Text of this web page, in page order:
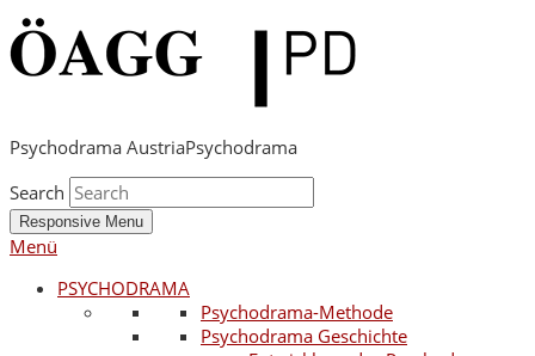
Psychodrama AustriaPsychodrama
Search
Responsive Menu
Menü
PSYCHODRAMA
Psychodrama-Methode
Psychodrama Geschichte